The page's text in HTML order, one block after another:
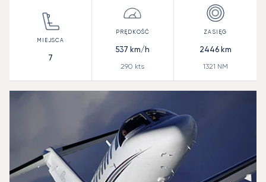
7
537 km/h
290 kts
2446km
1321 NM